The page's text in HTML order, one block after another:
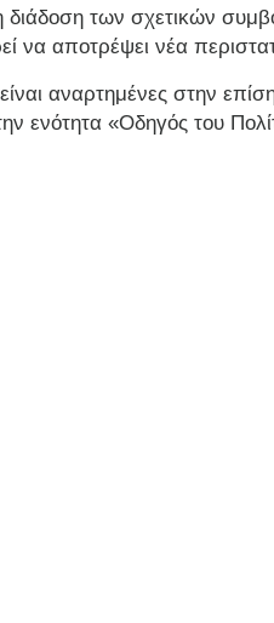
των σχετικών
να αποτρέψει νέα
αναρτημένες στην
ενότητα «Οδηγός του